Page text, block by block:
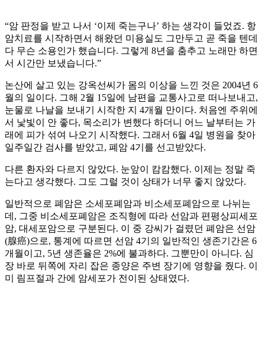
“암 판정을 받고 나서 ‘이제 죽는구나’ 하는 생각이 들었죠. 항
암치료를 시작하면서 해왔던 미용실도 그만두고 곧 죽을 텐데
다 무슨 소용인가 했습니다. 그렇게 8년을 춤추고 노래만 하면
서 시간만 보냈습니다.”
논산에 살고 있는 강옥선씨가 몸의 이상을 느낀 것은 2004년 6
월의 일이다. 그해 2월 15일에 남편을 교통사고로 떠나보내고,
눈물로 나날을 보내기 시작한 지 4개월 만이다. 처음엔 주위에
서 낯빛이 안 좋다, 목소리가 변했다 하더니 어느 날부터는 가
래에 피가 섞여 나오기 시작했다. 그래서 6월 4일 병원을 찾아
일주일간 검사를 받았고, 폐암 4기를 선고받았다.
다른 환자와 다르지 않았다. 눈앞이 캄캄했다. 이제는 정말 죽
는다고 생각했다. 그도 그럴 것이 상태가 너무 좋지 않았다.
일반적으로 폐암은 소세포폐암과 비소세포폐암으로 나뉘는
데, 그중 비소세포폐암은 조직형에 따라 선암과 편평상피세포
암, 대세포암으로 구분된다. 이 중 강씨가 걸렸던 폐암은 선암
(腺癌)으로, 통계에 따르면 선암 4기의 일반적인 생존기간은 6
개월이고, 5년 생존율은 2%에 불과하다. 그뿐만이 아니다. 심
장 바로 뒤쪽에 자리 잡은 종양은 주변 장기에 영향을 줬다. 이
미 림프절과 간에 암세포가 전이된 상태였다.